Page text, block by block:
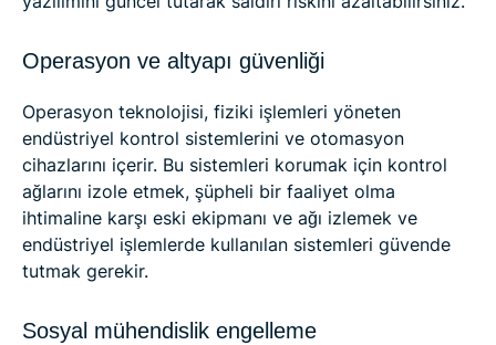
Operasyon ve altyapı güvenliği
Operasyon teknolojisi, fiziki işlemleri yöneten
endüstriyel kontrol sistemlerini ve otomasyon
cihazlarını içerir. Bu sistemleri korumak için kontrol
ağlarını izole etmek, şüpheli bir faaliyet olma
ihtimaline karşı eski ekipmanı ve ağı izlemek ve
endüstriyel işlemlerde kullanılan sistemleri güvende
tutmak gerekir.
Sosyal mühendislik engelleme